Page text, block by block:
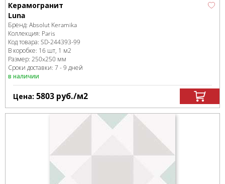
Керамогранит
Luna
Бренд: Absolut Keramika
Коллекция: Paris
Код товара: SD-244393-99
В коробке: 16 шт, 1 м2
Размер: 250x250 мм
Сроки доставки: 7 - 9 дней
в наличии
Цена: 5803 руб./м2